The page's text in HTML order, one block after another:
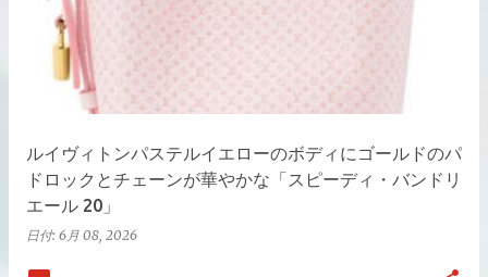
ルイヴィトンパステルイエローのボディにゴールドのパ
ドロックとチェーンが華やかな「スピーディ・バンドリ
エール 20」
日付: 6月 08, 2026